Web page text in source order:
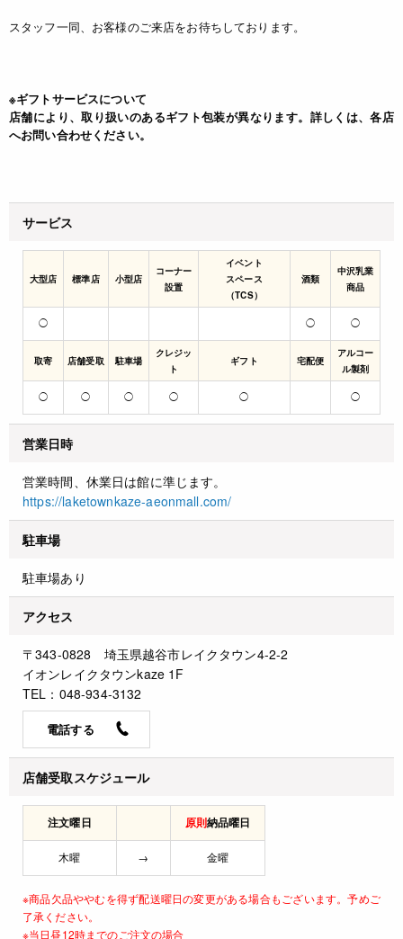
スタッフ一同、お客様のご来店をお待ちしております。
※ギフトサービスについて
店舗により、取り扱いのあるギフト包装が異なります。詳しくは、各店
へお問い合わせください。
サービス
大型店 標準店 小型店
コーナー
設置
イベント
スペース
（TCS）
酒類
中沢乳業
商品
◯ ◯ ◯
取寄 店舗受取 駐車場
クレジッ
ト
ギフト 宅配便
アルコー
ル製剤
◯ ◯ ◯ ◯ ◯ ◯
営業日時
営業時間、休業日は館に準じます。
https://laketownkaze-aeonmall.com/
駐車場
駐車場あり
アクセス
〒343-0828 埼玉県越谷市レイクタウン4-2-2
イオンレイクタウンkaze 1F
TEL：048-934-3132
電話する
店舗受取スケジュール
注文曜日 原則納品曜日
木曜 → 金曜
※商品欠品ややむを得ず配送曜日の変更がある場合もございます。予めご
了承ください。
※当日昼12時までのご注文の場合